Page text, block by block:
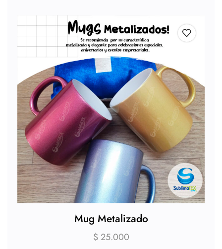
Mug Metalizado
$25.000